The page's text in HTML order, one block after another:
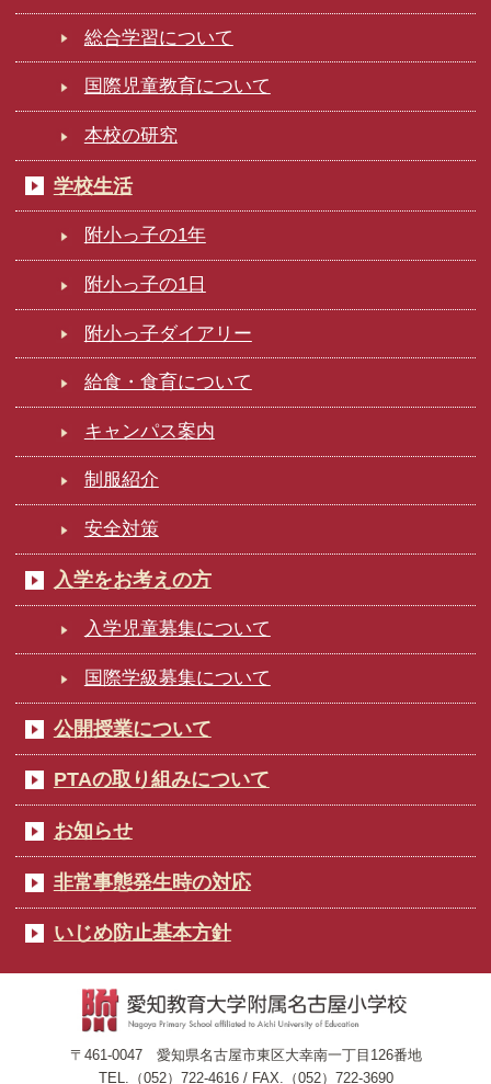
総合学習について
国際児童教育について
本校の研究
学校生活
附小っ子の1年
附小っ子の1日
附小っ子ダイアリー
給食・食育について
キャンパス案内
制服紹介
安全対策
入学をお考えの方
入学児童募集について
国際学級募集について
公開授業について
PTAの取り組みについて
お知らせ
非常事態発生時の対応
いじめ防止基本方針
〒461-0047 愛知県名古屋市東区大幸南一丁目126番地
TEL.（052）722-4616 / FAX.（052）722-3690